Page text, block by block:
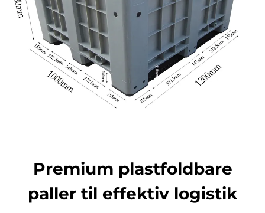
Premium plastfoldbare
paller til effektiv logistik